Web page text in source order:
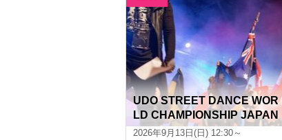
UDO STREET DANCE WOR
LD CHAMPIONSHIP JAPAN
2026
2026年9月13日(日) 12:30～